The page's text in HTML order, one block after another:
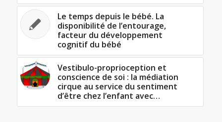
Le temps depuis le bébé. La
disponibilité de l’entourage,
facteur du développement
cognitif du bébé
Vestibulo-proprioception et
conscience de soi : la médiation
cirque au service du sentiment
d’être chez l’enfant avec…